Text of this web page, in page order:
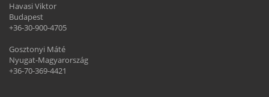
Havasi Viktor
Budapest
+36-30-900-4705
Gosztonyi Máté
Nyugat-Magyarország
+36-70-369-4421